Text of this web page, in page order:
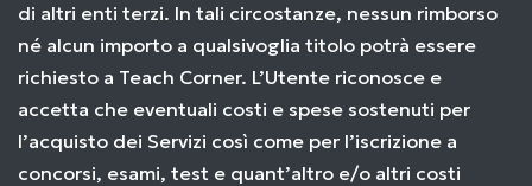
di altri enti terzi. In tali circostanze, nessun rimborso
né alcun importo a qualsivoglia titolo potrà essere
richiesto a Teach Corner. L’Utente riconosce e
accetta che eventuali costi e spese sostenuti per
l’acquisto dei Servizi così come per l’iscrizione a
concorsi, esami, test e quant’altro e/o altri costi